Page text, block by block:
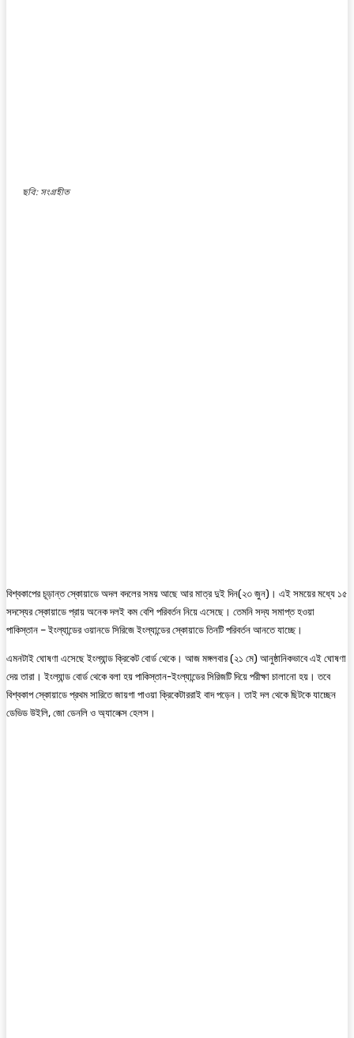
ছবি: সংগ্রহীত
বিশ্বকাপের চূড়ান্ত স্কোয়াডে অদল বদলের সময় আছে আর মাত্র দুই দিন(২৩ জুন)। এই সময়ের মধ্যে ১৫
সদস্যের স্কোয়াডে প্রায় অনেক দলই কম বেশি পরিবর্তন নিয়ে এসেছে। তেমনি সদ্য সমাপ্ত হওয়া
পাকিস্তান – ইংল্যান্ডের ওয়ানডে সিরিজে ইংল্যান্ডের স্কোয়াডে তিনটি পরিবর্তন আনতে যাচ্ছে।
এমনটাই ঘোষণা এসেছে ইংল্যান্ড ক্রিকেট বোর্ড থেকে। আজ মঙ্গলবার (২১ মে) আনুষ্ঠানিকভাবে এই ঘোষণা
দেয় তারা। ইংল্যান্ড বোর্ড থেকে বলা হয় পাকিস্তান-ইংল্যান্ডের সিরিজটি দিয়ে পরীক্ষা চালানো হয়। তবে
বিশ্বকাপ স্কোয়াডে প্রথম সারিতে জায়গা পাওয়া ক্রিকেটাররাই বাদ পড়েন। তাই দল থেকে ছিটকে যাচ্ছেন
ডেভিড উইলি, জো ডেনলি ও অ্যালেক্স হেলস।